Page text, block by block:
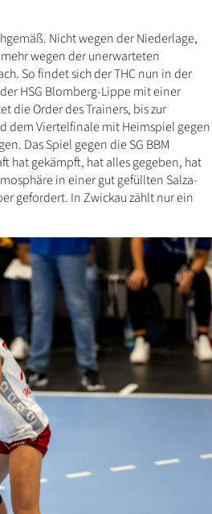
Nicht wegen der Niederlage,
wegen der unerwarteten
So findet sich der THC nun in der
HSG Blomberg-Lippe mit einer
die Order des Trainers, bis zur
dem Viertelfinale mit Heimspiel gegen
Das Spiel gegen die SG BBM
hat gekämpft, hat alles gegeben, hat
in einer gut gefüllten Salza-
gefordert. In Zwickau zählt nur ein